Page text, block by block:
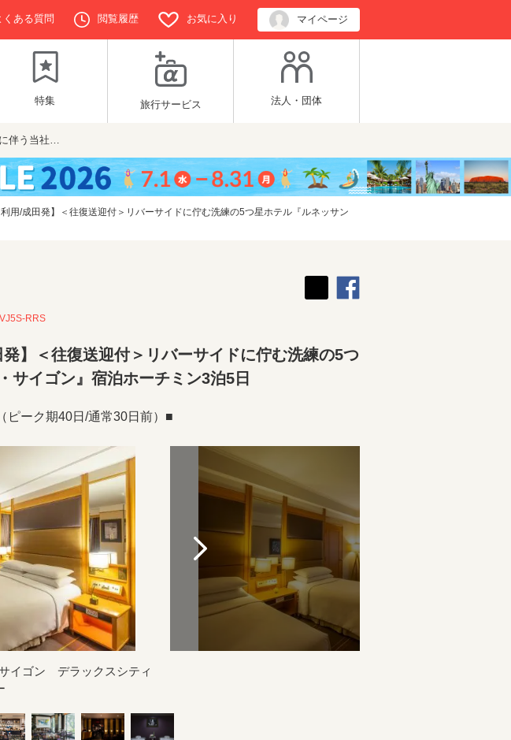
くある質問 閲覧履歴 お気に入り マイページ
特集 旅行サービス 法人・団体
伴う当社…
用/成田発】＜往復送迎付＞リバーサイドに佇む洗練の5つ星ホテル『ルネッサン
RRS
】＜往復送迎付＞リバーサイドに佇む洗練の5つ
サイゴン』宿泊ホーチミン3泊5日
ピーク期40日/通常30日前）■
イゴン デラックスシティ